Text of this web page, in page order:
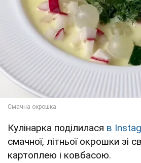
Кулінарка поділилася в
смачної, літньої окрошки зі
картоплею і ковбасою.